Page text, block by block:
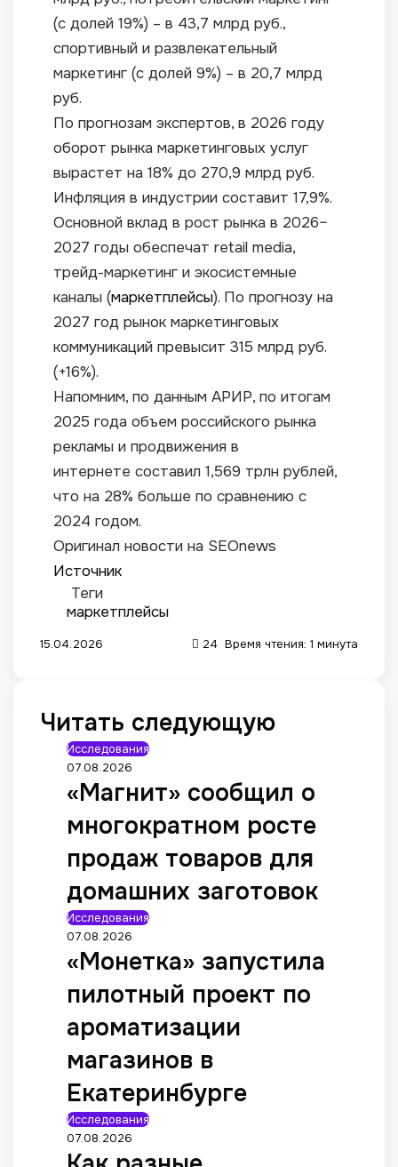
(с долей 19%) – в 43,7 млрд руб.,
спортивный и развлекательный
маркетинг (с долей 9%) – в 20,7 млрд
руб.
По прогнозам экспертов, в 2026 году
оборот рынка маркетинговых услуг
вырастет на 18% до 270,9 млрд руб.
Инфляция в индустрии составит 17,9%.
Основной вклад в рост рынка в 2026–
2027 годы обеспечат retail media,
трейд-маркетинг и экосистемные
каналы (маркетплейсы). По прогнозу на
2027 год рынок маркетинговых
коммуникаций превысит 315 млрд руб.
(+16%).
Напомним, по данным АРИР, по итогам
2025 года объем российского рынка
рекламы и продвижения в
интернете составил 1,569 трлн рублей,
что на 28% больше по сравнению с
2024 годом.
Оригинал новости на SEOnews
Источник
Теги
маркетплейсы
15.04.2026 24 Время чтения: 1 минута
Читать следующую
Исследования
07.08.2026
«Магнит» сообщил о
многократном росте
продаж товаров для
домашних заготовок
Исследования
07.08.2026
«Монетка» запустила
пилотный проект по
ароматизации
магазинов в
Екатеринбурге
Исследования
07.08.2026